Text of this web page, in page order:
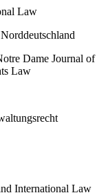
Law
Dame Journal of
Law
International Law